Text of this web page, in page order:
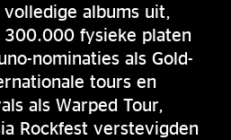
albums uit,
fysieke platen
nominaties als Gold-
tours en
als Warped Tour,
Rockfest verstevigden